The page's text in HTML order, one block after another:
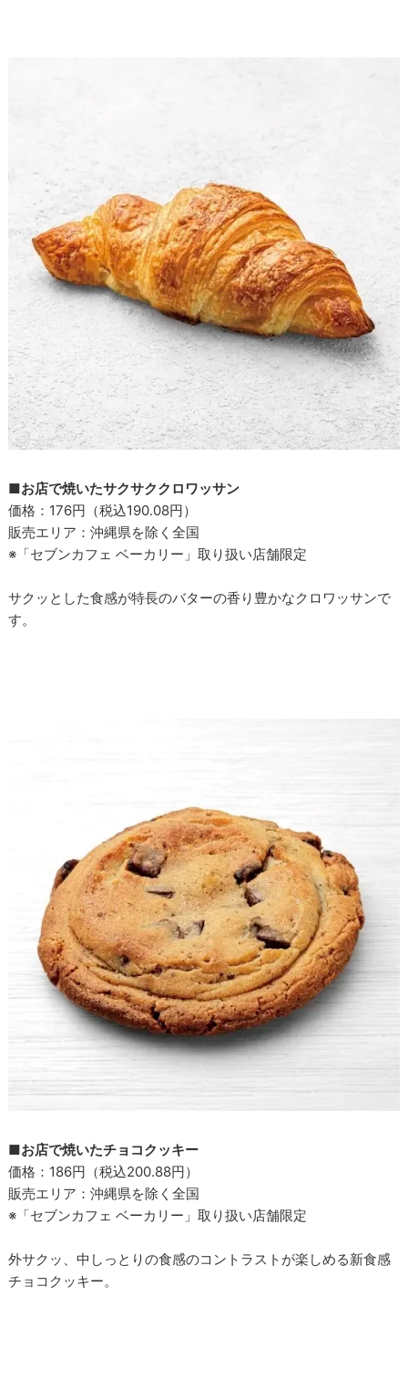
■お店で焼いたサクサククロワッサン
価格：176円（税込190.08円）
販売エリア：沖縄県を除く全国
※「セブンカフェ ベーカリー」取り扱い店舗限定
サクッとした食感が特長のバターの香り豊かなクロワッサンで
す。
■お店で焼いたチョコクッキー
価格：186円（税込200.88円）
販売エリア：沖縄県を除く全国
※「セブンカフェ ベーカリー」取り扱い店舗限定
外サクッ、中しっとりの食感のコントラストが楽しめる新食感
チョコクッキー。